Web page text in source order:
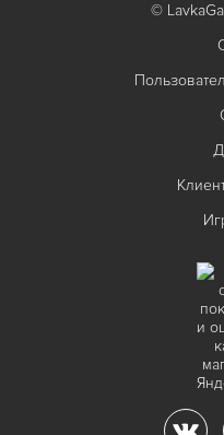
©